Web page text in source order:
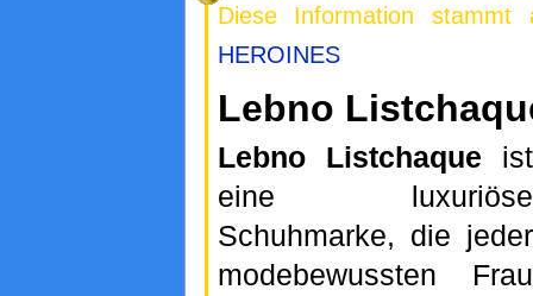
Diese Information
HEROINES
Lebno
Lebno Listchaque ist
eine luxuriöse
Schuhmarke, die jeder
modebewussten Frau